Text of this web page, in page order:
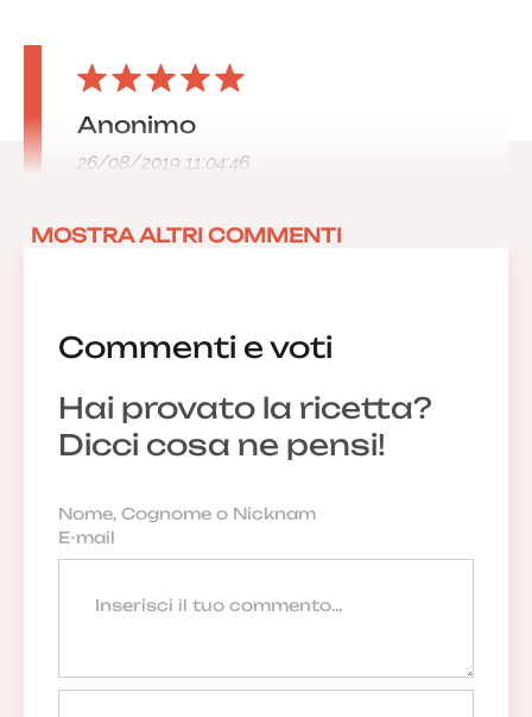
Commenti e voti
Hai provato la ricetta?
Dicci cosa ne pensi!
Anonimo
26/08/2019 11:04:46
MOSTRA ALTRI COMMENTI